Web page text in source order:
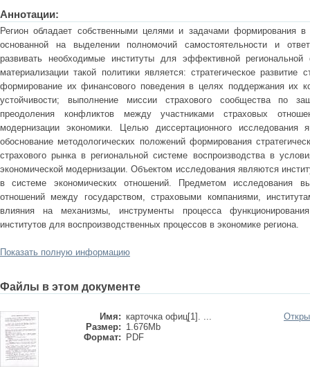
Аннотации:
Регион обладает собственными целями и задачами формирования в
основанной на выделении полномочий самостоятельности и
развивать необходимые институты для эффективной
материализации такой политики является: стратегическое развитие
формирование их финансового поведения в целях поддержания их
устойчивости; выполнение миссии страхового сообщества по
преодоления конфликтов между участниками страховых
модернизации экономики. Целью диссертационного исследования
обоснование методологических положений формирования
страхового рынка в региональной системе воспроизводства в
экономической модернизации. Объектом исследования являются
в системе экономических отношений. Предметом исследования
отношений между государством, страховыми компаниями,
влияния на механизмы, инструменты процесса
институтов для воспроизводственных процессов в экономике региона.
Показать полную информацию
Файлы в этом документе
Имя: карточка офиц[1]. ...
Размер: 1.676Mb
Формат:
PDF